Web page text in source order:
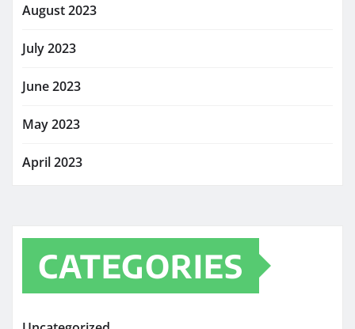
August 2023
July 2023
June 2023
May 2023
April 2023
CATEGORIES